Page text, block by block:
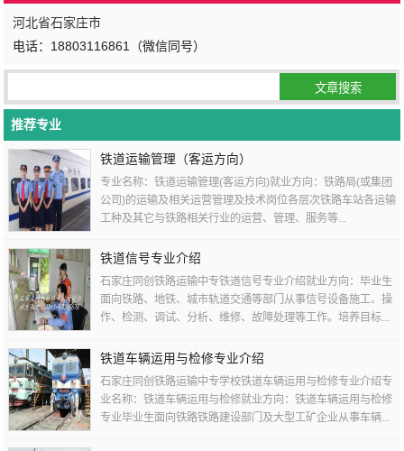
河北省石家庄市
电话：18803116861（微信同号）
推荐专业
铁道运输管理（客运方向）
专业名称：铁道运输管理(客运方向)就业方向：铁路局(或集团
公司)的运输及相关运营管理及技术岗位各层次铁路车站各运输
工种及其它与铁路相关行业的运营、管理、服务等...
铁道信号专业介绍
石家庄同创铁路运输中专铁道信号专业介绍就业方向：毕业生
面向铁路、地铁、城市轨道交通等部门从事信号设备施工、操
作、检测、调试、分析、维修、故障处理等工作。培养目标...
铁道车辆运用与检修专业介绍
石家庄同创铁路运输中专学校铁道车辆运用与检修专业介绍专
业名称：铁道车辆运用与检修就业方向：铁道车辆运用与检修
专业毕业生面向铁路铁路建设部门及大型工矿企业从事车辆...